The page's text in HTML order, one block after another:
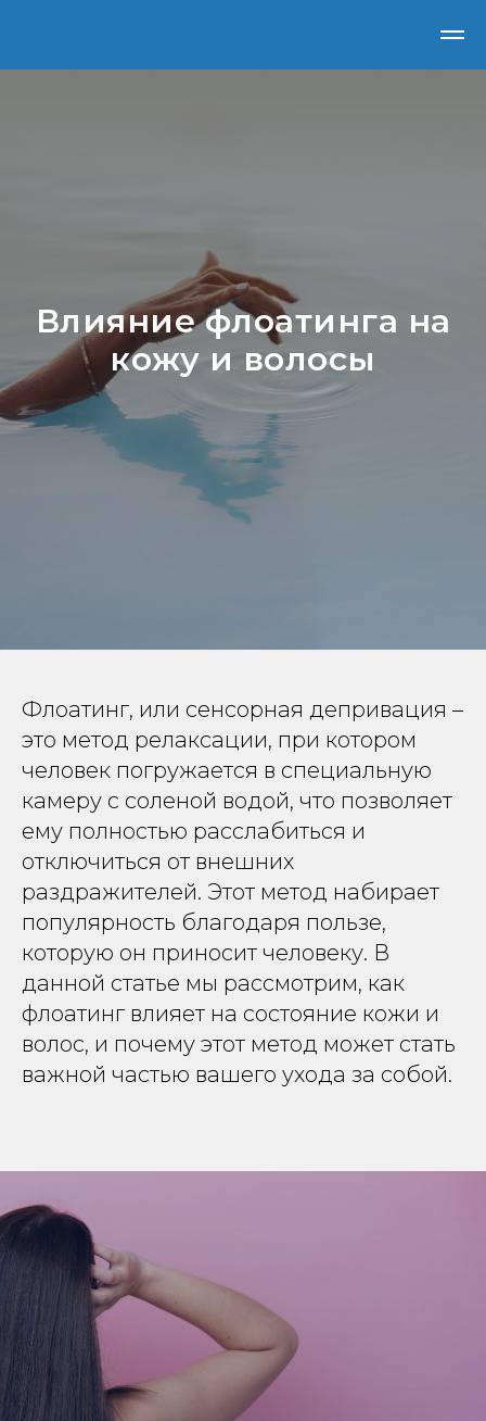
Влияние флоатинга на
кожу и волосы
Флоатинг, или сенсорная депривация –
это метод релаксации, при котором
человек погружается в специальную
камеру с соленой водой, что позволяет
ему полностью расслабиться и
отключиться от внешних
раздражителей. Этот метод набирает
популярность благодаря пользе,
которую он приносит человеку. В
данной статье мы рассмотрим, как
флоатинг влияет на состояние кожи и
волос, и почему этот метод может стать
важной частью вашего ухода за собой.